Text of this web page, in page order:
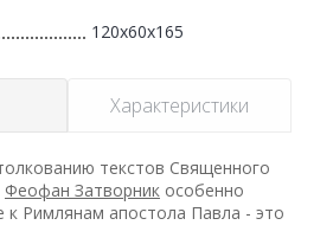
120x60x165
Характеристики
текстов Священного
Феофан Затворник особенно
к Римлянам апостола Павла - это